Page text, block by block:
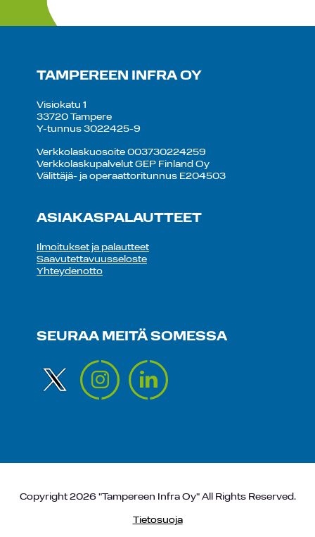
TAMPEREEN INFRA OY
Visiokatu 1
33720 Tampere
Y-tunnus 3022425-9
Verkkolaskuosoite 003730224259
Verkkolaskupalvelut GEP Finland Oy
Välittäjä- ja operaattoritunnus E204503
ASIAKASPALAUTTEET
Ilmoitukset ja palautteet
Saavutettavuusseloste
Yhteydenotto
SEURAA MEITÄ SOMESSA
Copyright 2026 "Tampereen Infra Oy" All Rights Reserved.
Tietosuoja